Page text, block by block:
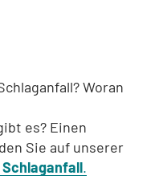
Woran
es? Einen
Sie auf unserer
.